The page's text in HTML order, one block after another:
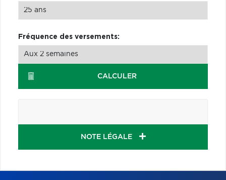
Fréquence des versements:
CALCULER
NOTE LÉGALE